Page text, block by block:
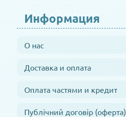
Информация
О нас
Доставка и оплата
Оплата частями и кредит
Публічний договір (оферта)